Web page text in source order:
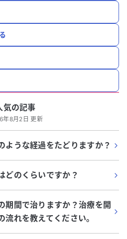
気の記事
年8月2日 更新
ような経過をたどりますか？
どのくらいですか？
期間で治りますか？治療を開
れを教えてください。